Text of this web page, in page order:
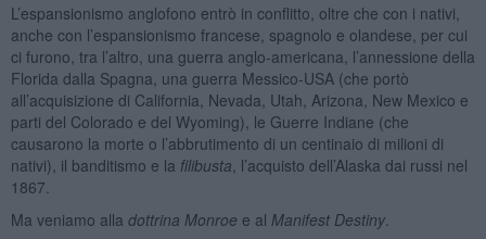
L’espansionismo anglofono entrò in conflitto, oltre che con i nativi,
anche con l’espansionismo francese, spagnolo e olandese, per cui
ci furono, tra l’altro, una guerra anglo-americana, l’annessione della
Florida dalla Spagna, una guerra Messico-USA (che portò
all’acquisizione di California, Nevada, Utah, Arizona, New Mexico e
parti del Colorado e del Wyoming), le Guerre Indiane (che
causarono la morte o l’abbrutimento di un centinaio di milioni di
nativi), il banditismo e la filibusta , l’acquisto dell’Alaska dai russi nel
1867.
Ma veniamo alla dottrina Monroe e al Manifest Destiny.